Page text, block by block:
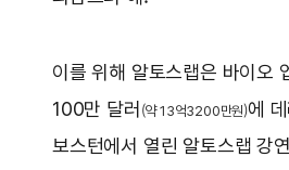
이를 위해 알토스랩은 바이오
100만 달러 (약 13억3200만원)에
보스턴에서 열린 알토스랩 강